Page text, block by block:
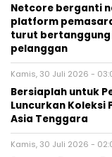
Netcore berganti
platform
turut
pelanggan
Kamis, 30 Juli 2026 -
Bersiaplah untuk
Luncurkan Koleksi
Asia Tenggara
Kamis, 30 Juli 2026 -